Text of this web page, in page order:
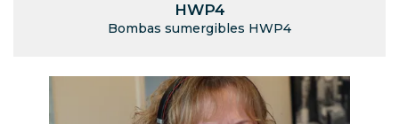
HWP4
Bombas sumergibles HWP4